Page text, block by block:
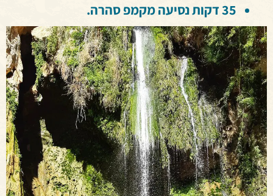
35 דקות נסיעה מקמפ סהרה.